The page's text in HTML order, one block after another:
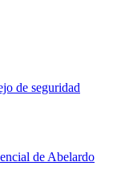
de seguridad
de Abelardo